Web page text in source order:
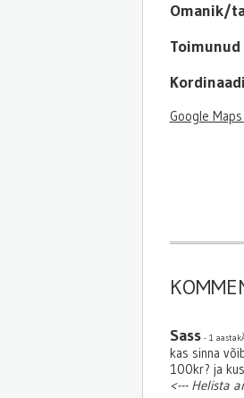
Omanik/
Google
Sass- 1
kas sinna
100kr? ja
<--- Helista